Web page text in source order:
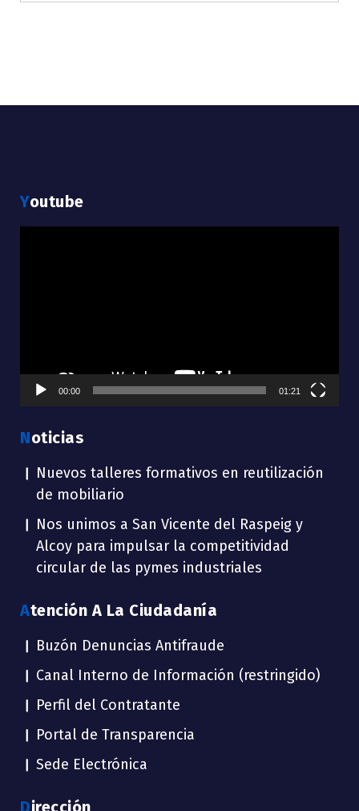
Youtube
00:00 01:21
Noticias
Nuevos talleres formativos en reutilización
de mobiliario
Nos unimos a San Vicente del Raspeig y
Alcoy para impulsar la competitividad
circular de las pymes industriales
Atención A La Ciudadanía
Buzón Denuncias Antifraude
Canal Interno de Información (restringido)
Perfil del Contratante
Portal de Transparencia
Sede Electrónica
Dirección